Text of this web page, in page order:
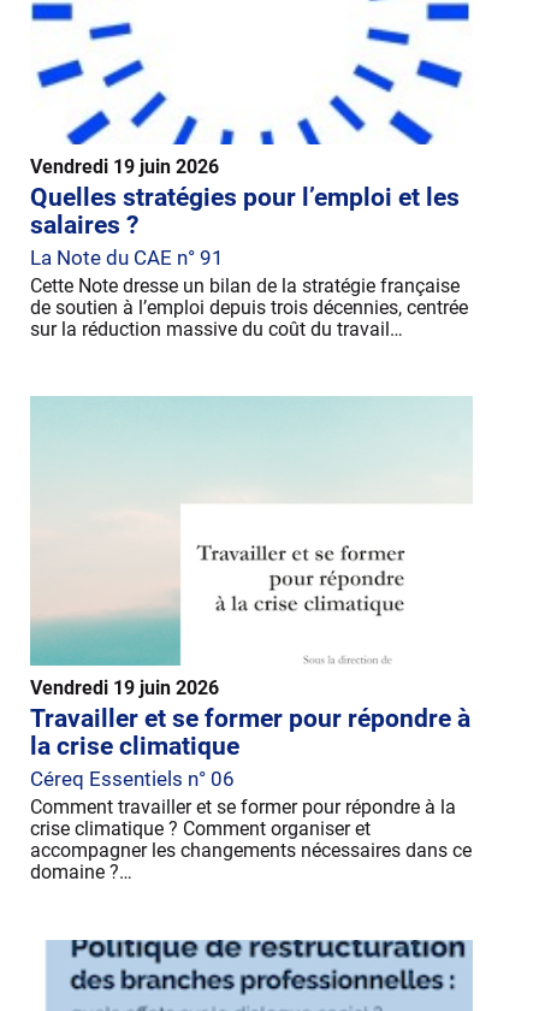
Vendredi 19 juin 2026
Quelles stratégies pour l’emploi et les
salaires ?
La Note du CAE n° 91
Cette Note dresse un bilan de la stratégie française
de soutien à l’emploi depuis trois décennies, centrée
sur la réduction massive du coût du travail…
Vendredi 19 juin 2026
Travailler et se former pour répondre à
la crise climatique
Céreq Essentiels n° 06
Comment travailler et se former pour répondre à la
crise climatique ? Comment organiser et
accompagner les changements nécessaires dans ce
domaine ?…